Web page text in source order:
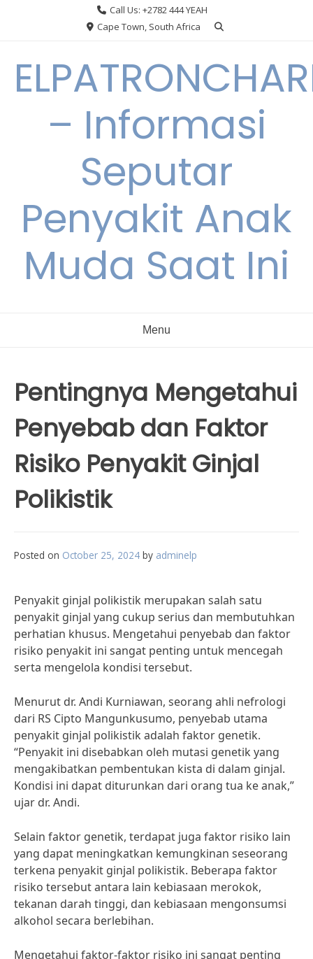
Call Us: +2782 444 YEAH
Cape Town, South Africa
– Informasi
Seputar
Penyakit Anak
Muda Saat Ini
Menu
Pentingnya Mengetahui
Penyebab dan Faktor
Risiko Penyakit Ginjal
Polikistik
Posted on October 25, 2024 by adminelp
Penyakit ginjal polikistik merupakan salah satu
penyakit ginjal yang cukup serius dan membutuhkan
perhatian khusus. Mengetahui penyebab dan faktor
risiko penyakit ini sangat penting untuk mencegah
serta mengelola kondisi tersebut.
Menurut dr. Andi Kurniawan, seorang ahli nefrologi
dari RS Cipto Mangunkusumo, penyebab utama
penyakit ginjal polikistik adalah faktor genetik.
“Penyakit ini disebabkan oleh mutasi genetik yang
mengakibatkan pembentukan kista di dalam ginjal.
Kondisi ini dapat diturunkan dari orang tua ke anak,”
ujar dr. Andi.
Selain faktor genetik, terdapat juga faktor risiko lain
yang dapat meningkatkan kemungkinan seseorang
terkena penyakit ginjal polikistik. Beberapa faktor
risiko tersebut antara lain kebiasaan merokok,
tekanan darah tinggi, dan kebiasaan mengonsumsi
alkohol secara berlebihan.
Mengetahui faktor-faktor risiko ini sangat penting